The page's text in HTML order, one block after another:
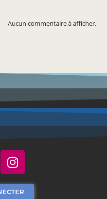
Aucun commentaire à afficher.